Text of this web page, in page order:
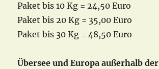
Paket bis 10 Kg = 24,50 Euro
Paket bis 20 Kg = 35,00 Euro
Paket bis 30 Kg = 48,50 Euro
Übersee und Europa außerhalb der